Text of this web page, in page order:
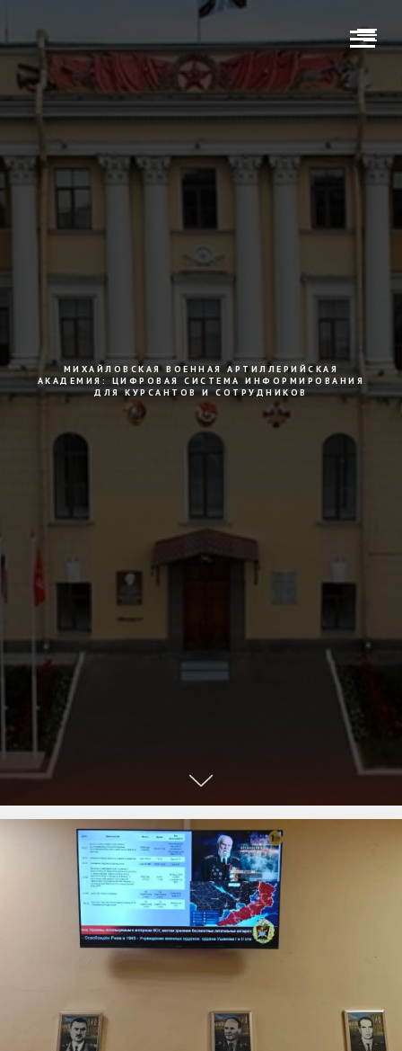
МИХАЙЛОВСКАЯ ВОЕННАЯ АРТИЛЛЕРИЙСКАЯ
АКАДЕМИЯ: ЦИФРОВАЯ СИСТЕМА ИНФОРМИРОВАНИЯ
ДЛЯ КУРСАНТОВ И СОТРУДНИКОВ